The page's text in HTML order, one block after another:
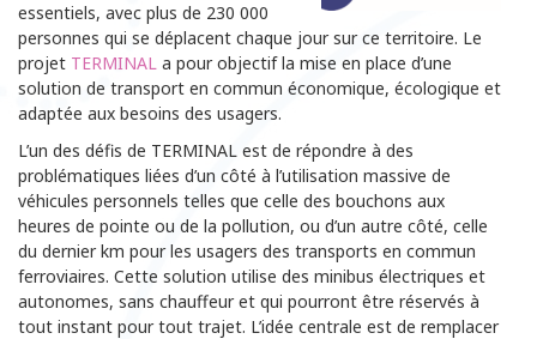
essentiels, avec plus de 230 000
personnes qui se déplacent chaque jour sur ce territoire. Le
projet TERMINAL a pour objectif la mise en place d’une
solution de transport en commun économique, écologique et
adaptée aux besoins des usagers.
L’un des défis de TERMINAL est de répondre à des
problématiques liées d’un côté à l’utilisation massive de
véhicules personnels telles que celle des bouchons aux
heures de pointe ou de la pollution, ou d’un autre côté, celle
du dernier km pour les usagers des transports en commun
ferroviaires. Cette solution utilise des minibus électriques et
autonomes, sans chauffeur et qui pourront être réservés à
tout instant pour tout trajet. L’idée centrale est de remplacer